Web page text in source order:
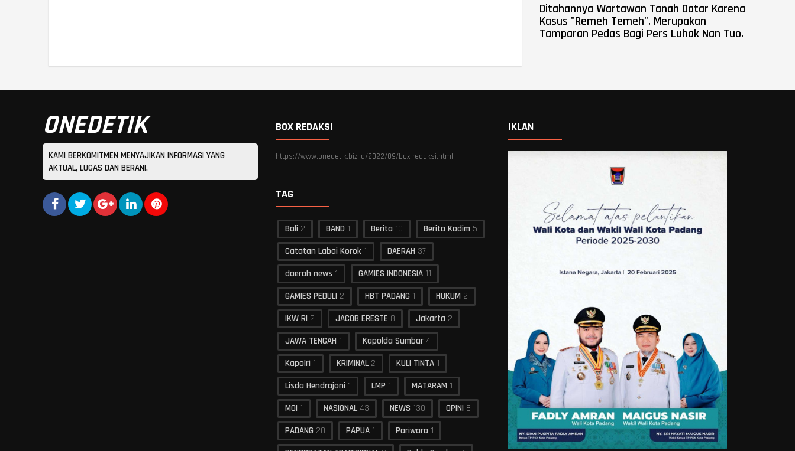
Ditahannya Wartawan Tanah Datar Karena
Kasus "Remeh Temeh", Merupakan
Tamparan Pedas Bagi Pers Luhak Nan Tuo.
ONEDETIK
KAMI BERKOMITMEN MENYAJIKAN INFORMASI YANG
AKTUAL, LUGAS DAN BERANI.
BOX REDAKSI
https://www.onedetik.biz.id/2022/09/box-redaksi.html
TAG
Bali 2 BAND 1 Berita 10 Berita Kodim 5
Catatan Labai Korok 1 DAERAH 37
daerah news 1 GAMIES INDONESIA 11
GAMIES PEDULI 2 HBT PADANG 1 HUKUM 2
IKW RI 2 JACOB ERESTE 8 Jakarta 2
JAWA TENGAH 1 Kapolda Sumbar 4
Kapolri 1 KRIMINAL 2 KULI TINTA 1
Lisda Hendrajoni 1 LMP 1 MATARAM 1
MOI 1 NASIONAL 43 NEWS 130 OPINI 8
PADANG 20 PAPUA 1 Pariwara 1
IKLAN